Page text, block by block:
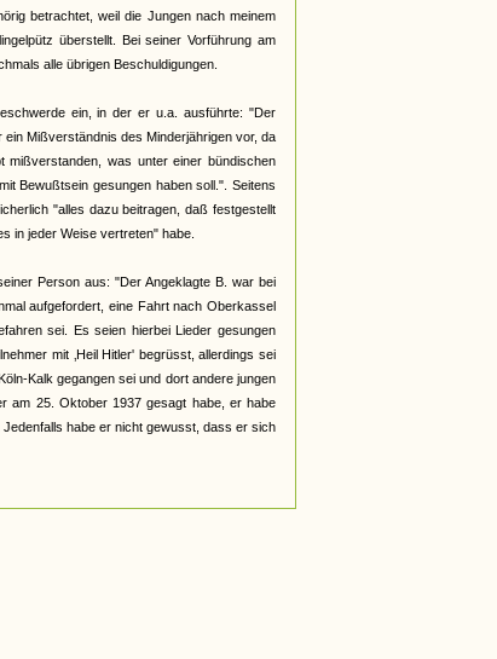
betrachtet, weil die Jungen nach meinem
überstellt. Bei seiner Vorführung am
alle übrigen Beschuldigungen.
ein, in der er u.a. ausführte: "Der
Mißverständnis des Minderjährigen vor, da
mißverstanden, was unter einer bündischen
Bewußtsein gesungen haben soll.". Seitens
"alles dazu beitragen, daß festgestellt
in jeder Weise vertreten" habe.
Person aus: "Der Angeklagte B. war bei
aufgefordert, eine Fahrt nach Oberkassel
sei. Es seien hierbei Lieder gesungen
mit ‚Heil Hitler' begrüsst, allerdings sei
Kalk gegangen sei und dort andere jungen
am 25. Oktober 1937 gesagt habe, er habe
habe er nicht gewusst, dass er sich